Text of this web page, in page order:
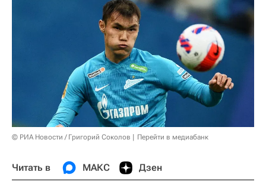
© РИА Новости / Григорий Соколов Перейти в медиабанк
Читать в МАКС Дзен